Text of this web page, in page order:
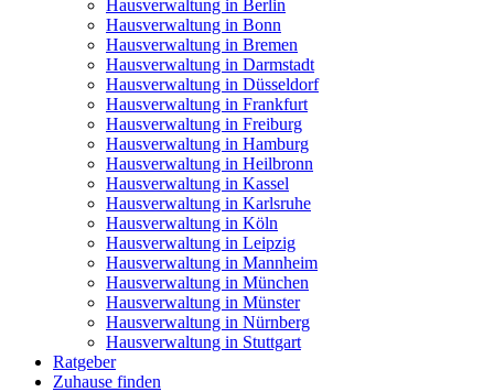
Hausverwaltung in Berlin
Hausverwaltung in Bonn
Hausverwaltung in Bremen
Hausverwaltung in Darmstadt
Hausverwaltung in Düsseldorf
Hausverwaltung in Frankfurt
Hausverwaltung in Freiburg
Hausverwaltung in Hamburg
Hausverwaltung in Heilbronn
Hausverwaltung in Kassel
Hausverwaltung in Karlsruhe
Hausverwaltung in Köln
Hausverwaltung in Leipzig
Hausverwaltung in Mannheim
Hausverwaltung in München
Hausverwaltung in Münster
Hausverwaltung in Nürnberg
Hausverwaltung in Stuttgart
Ratgeber
Zuhause finden